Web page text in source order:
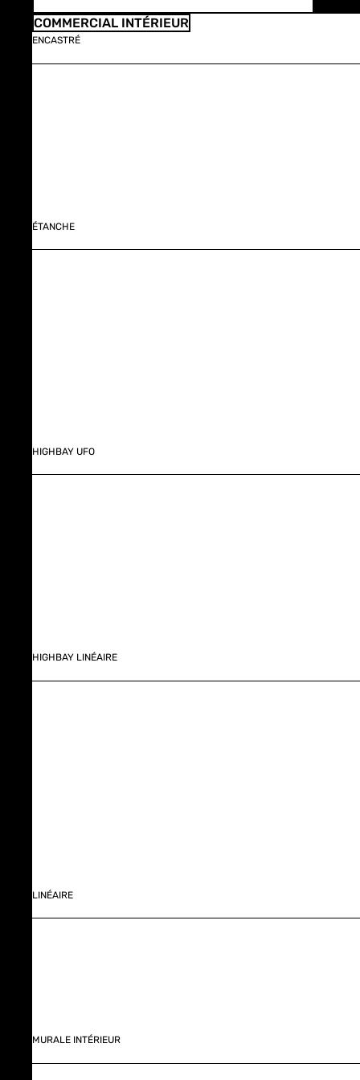
COMMERCIAL INTÉRIEUR
ENCASTRÉ
ÉTANCHE
HIGHBAY UFO
HIGHBAY LINÉAIRE
LINÉAIRE
MURALE INTÉRIEUR